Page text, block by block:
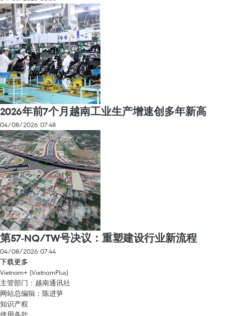
2026年前7个月越南工业生产增速创多年新高
04/08/2026 07:48
第57-NQ/TW号决议：重塑建设行业新流程
04/08/2026 07:44
下载更多
Vietnam+ (VietnamPlus)
主管部门：越南通讯社
网站总编辑：陈进笋
知识产权